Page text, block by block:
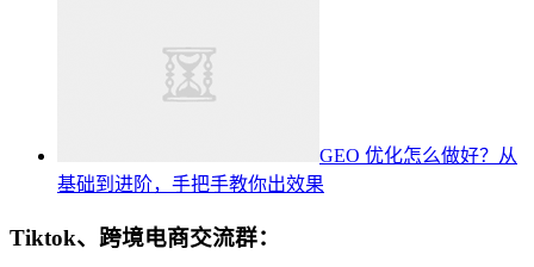
GEO 优化怎么做好？从
基础到进阶，手把手教你出效果
Tiktok、跨境电商交流群：